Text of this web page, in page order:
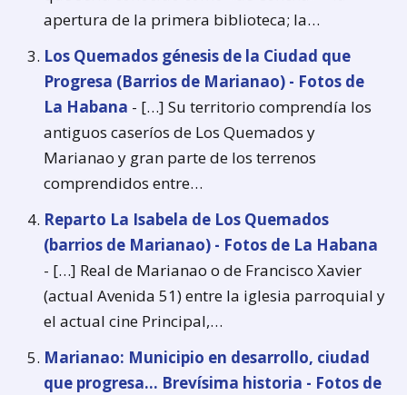
apertura de la primera biblioteca; la…
Los Quemados génesis de la Ciudad que
Progresa (Barrios de Marianao) - Fotos de
La Habana - […] Su territorio comprendía los
antiguos caseríos de Los Quemados y
Marianao y gran parte de los terrenos
comprendidos entre…
Reparto La Isabela de Los Quemados
(barrios de Marianao) - Fotos de La Habana
- […] Real de Marianao o de Francisco Xavier
(actual Avenida 51) entre la iglesia parroquial y
el actual cine Principal,…
Marianao: Municipio en desarrollo, ciudad
que progresa... Brevísima historia - Fotos de